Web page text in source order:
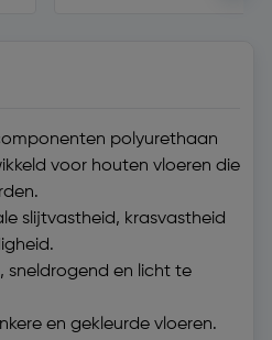
polyurethaan
voor houten vloeren die
slijtvastheid, krasvastheid
sneldrogend en licht te
en gekleurde vloeren.